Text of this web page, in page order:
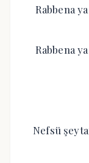
Rabbena
Rabbena
Nefsü